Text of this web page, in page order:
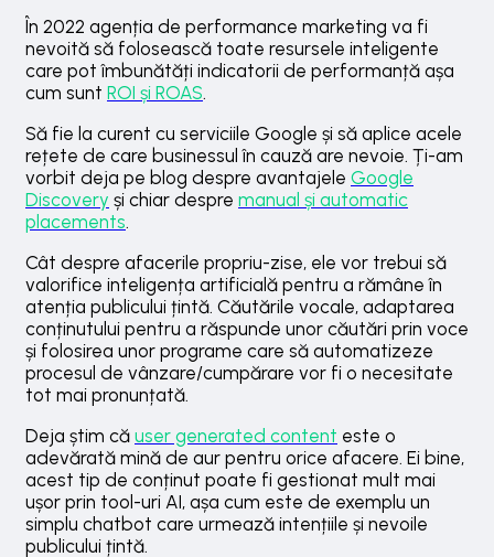
În 2022 agenția de performance marketing va fi
nevoită să folosească toate resursele inteligente
care pot îmbunătăți indicatorii de performanță așa
cum sunt ROI și ROAS.
Să fie la curent cu serviciile Google și să aplice acele
rețete de care businessul în cauză are nevoie. Ți-am
vorbit deja pe blog despre avantajele Google
Discovery și chiar despre manual și automatic
placements.
Cât despre afacerile propriu-zise, ele vor trebui să
valorifice inteligența artificială pentru a rămâne în
atenția publicului țintă. Căutările vocale, adaptarea
conținutului pentru a răspunde unor căutări prin voce
și folosirea unor programe care să automatizeze
procesul de vânzare/cumpărare vor fi o necesitate
tot mai pronunțată.
Deja știm că user generated content este o
adevărată mină de aur pentru orice afacere. Ei bine,
acest tip de conținut poate fi gestionat mult mai
ușor prin tool-uri AI, așa cum este de exemplu un
simplu chatbot care urmează intențiile și nevoile
publicului țintă.